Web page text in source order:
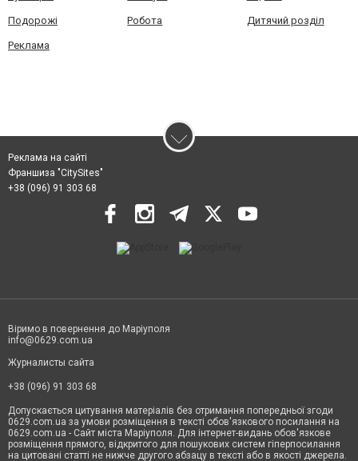
Подорожі Робота Дитячий розділ
Реклама
Реклама на сайті
Франшиза "CitySites"
+38 (096) 91 303 68
Віримо в повернення до Маріуполя
info@0629.com.ua
Журналисты сайта
+38 (096) 91 303 68
Допускається цитування матеріалів без отримання попередньої згоди
0629.com.ua за умови розміщення в тексті обов'язкового посилання на
0629.com.ua - Сайт міста Маріуполя. Для інтернет-видань обов'язкове
розміщення прямого, відкритого для пошукових систем гіперпосилання
на цитовані статті не нижче другого абзацу в тексті або в якості джерела.